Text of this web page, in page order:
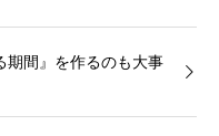
期間』を作るのも大事